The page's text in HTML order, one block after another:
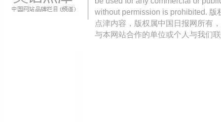
without permission is prohibited.
点津内容，版权属中国日报网所有
与本网站合作的单位或个人与我们